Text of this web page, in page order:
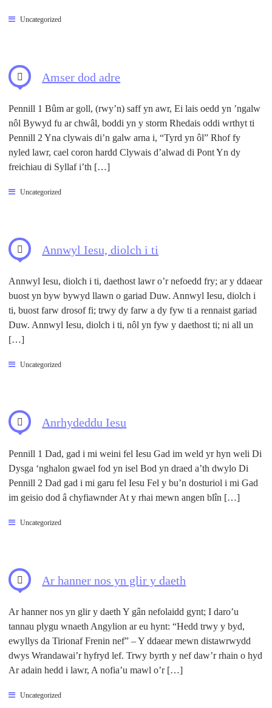
Uncategorized
Amser dod adre
Pennill 1 Bûm ar goll, (rwy’n) saff yn awr, Ei lais oedd yn ’ngalw
nôl Bywyd fu ar chwâl, boddi yn y storm Rhedais oddi wrthyt ti
Pennill 2 Yna clywais di’n galw arna i, “Tyrd yn ôl” Rhof fy
nyled lawr, cael coron hardd Clywais d’alwad di Pont Yn dy
freichiau di Syllaf i’th […]
Uncategorized
Annwyl Iesu, diolch i ti
Annwyl Iesu, diolch i ti, daethost lawr o’r nefoedd fry; ar y ddaear
buost yn byw bywyd llawn o gariad Duw. Annwyl Iesu, diolch i
ti, buost farw drosof fi; trwy dy farw a dy fyw ti a rennaist gariad
Duw. Annwyl Iesu, diolch i ti, nôl yn fyw y daethost ti; ni all un
[…]
Uncategorized
Anrhydeddu Iesu
Pennill 1 Dad, gad i mi weini fel Iesu Gad im weld yr hyn weli Di
Dysga ‘nghalon gwael fod yn isel Bod yn draed a’th dwylo Di
Pennill 2 Dad gad i mi garu fel Iesu Fel y bu’n dosturiol i mi Gad
im geisio dod â chyfiawnder At y rhai mewn angen blîn […]
Uncategorized
Ar hanner nos yn glir y daeth
Ar hanner nos yn glir y daeth Y gân nefolaidd gynt; I daro’u
tannau plygu wnaeth Angylion ar eu hynt: “Hedd trwy y byd,
ewyllys da Tirionaf Frenin nef” – Y ddaear mewn distawrwydd
dwys Wrandawai’r hyfryd lef. Trwy byrth y nef daw’r rhain o hyd
Ar adain hedd i lawr, A nofia’u mawl o’r […]
Uncategorized